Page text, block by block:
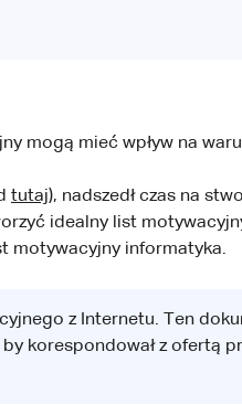
mogą mieć wpływ na
tutaj), nadszedł czas na
idealny list
motywacyjny informatyka.
z Internetu. Ten
korespondował z ofertą